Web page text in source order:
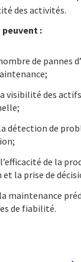
des activités.
:
de pannes
visibilité des
détection de
l’efficacité de la
et la prise de
la maintenance
de fiabilité.